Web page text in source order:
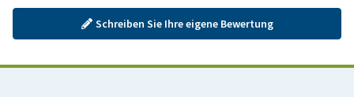
Schreiben Sie Ihre eigene Bewertung